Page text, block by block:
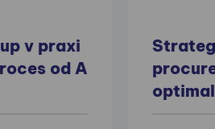
v praxi
od A